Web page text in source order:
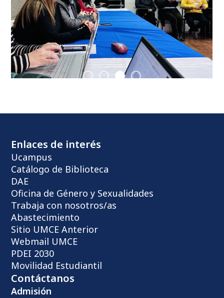
Enlaces de interés
Ucampus
Catálogo de Biblioteca
DAE
Oficina de Género y Sexualidades
Trabaja con nosotros/as
Abastecimiento
Sitio UMCE Anterior
Webmail UMCE
PDEI 2030
Movilidad Estudiantil
Contáctanos
Admisión